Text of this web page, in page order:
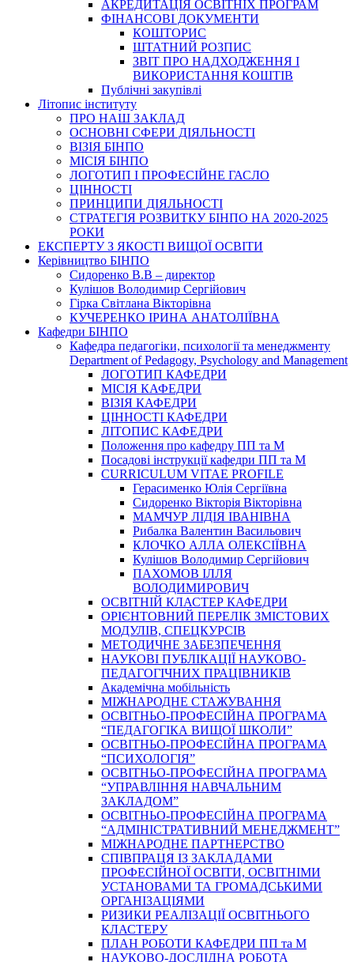
АКРЕДИТАЦІЯ ОСВІТНІХ ПРОГРАМ
ФІНАНСОВІ ДОКУМЕНТИ
КОШТОРИС
ШТАТНИЙ РОЗПИС
ЗВІТ ПРО НАДХОДЖЕННЯ І
ВИКОРИСТАННЯ КОШТІВ
Публічні закупівлі
Літопис інституту
ПРО НАШ ЗАКЛАД
ОСНОВНІ СФЕРИ ДІЯЛЬНОСТІ
ВІЗІЯ БІНПО
МІСІЯ БІНПО
ЛОГОТИП І ПРОФЕСІЙНЕ ГАСЛО
ЦІННОСТІ
ПРИНЦИПИ ДІЯЛЬНОСТІ
СТРАТЕГІЯ РОЗВИТКУ БІНПО НА 2020-2025
РОКИ
ЕКСПЕРТУ З ЯКОСТІ ВИЩОЇ ОСВІТИ
Керівництво БІНПО
Сидоренко В.В – директор
Кулішов Володимир Сергійович
Гірка Світлана Вікторівна
КУЧЕРЕНКО ІРИНА АНАТОЛІЇВНА
Кафедри БІНПО
Кафедра педагогіки, психології та менеджменту
Department of Pedagogy, Psychology and Management
ЛОГОТИП КАФЕДРИ
МІСІЯ КАФЕДРИ
ВІЗІЯ КАФЕДРИ
ЦІННОСТІ КАФЕДРИ
ЛІТОПИС КАФЕДРИ
Положення про кафедру ПП та М
Посадові інструкції кафедри ПП та М
CURRICULUM VITAE PROFILE
Герасименко Юлія Сергіївна
Сидоренко Вікторія Вікторівна
МАМЧУР ЛІДІЯ ІВАНІВНА
Рибалка Валентин Васильович
КЛОЧКО АЛЛА ОЛЕКСІЇВНА
Кулішов Володимир Сергійович
ПАХОМОВ ІЛЛЯ
ВОЛОДИМИРОВИЧ
ОСВІТНІЙ КЛАСТЕР КАФЕДРИ
ОРІЄНТОВНИЙ ПЕРЕЛІК ЗМІСТОВИХ
МОДУЛІВ, СПЕЦКУРСІВ
МЕТОДИЧНЕ ЗАБЕЗПЕЧЕННЯ
НАУКОВІ ПУБЛІКАЦІЇ НАУКОВО-
ПЕДАГОГІЧНИХ ПРАЦІВНИКІВ
Академічна мобільність
МІЖНАРОДНЕ СТАЖУВАННЯ
ОСВІТНЬО-ПРОФЕСІЙНА ПРОГРАМА
“ПЕДАГОГІКА ВИЩОЇ ШКОЛИ”
ОСВІТНЬО-ПРОФЕСІЙНА ПРОГРАМА
“ПСИХОЛОГІЯ”
ОСВІТНЬО-ПРОФЕСІЙНА ПРОГРАМА
“УПРАВЛІННЯ НАВЧАЛЬНИМ
ЗАКЛАДОМ”
ОСВІТНЬО-ПРОФЕСІЙНА ПРОГРАМА
“АДМІНІСТРАТИВНИЙ МЕНЕДЖМЕНТ”
МІЖНАРОДНЕ ПАРТНЕРСТВО
СПІВПРАЦЯ ІЗ ЗАКЛАДАМИ
ПРОФЕСІЙНОЇ ОСВІТИ, ОСВІТНІМИ
УСТАНОВАМИ ТА ГРОМАДСЬКИМИ
ОРГАНІЗАЦІЯМИ
РИЗИКИ РЕАЛІЗАЦІЇ ОСВІТНЬОГО
КЛАСТЕРУ
ПЛАН РОБОТИ КАФЕДРИ ПП та М
НАУКОВО-ДОСЛІДНА РОБОТА